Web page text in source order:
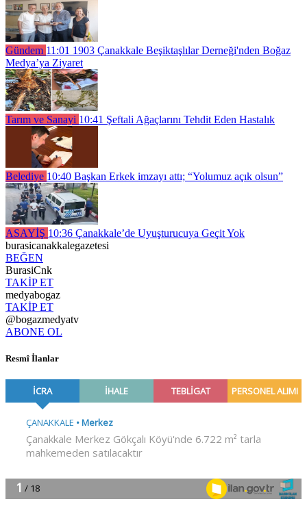
Gündem 11:01 1903 Çanakkale Beşiktaşlılar Derneği'nden Boğaz
Medya’ya Ziyaret
Tarım ve Sanayi 10:41 Şeftali Ağaçlarını Tehdit Eden Hastalık
Belediye 10:40 Başkan Erkek imzayı attı; “Yolumuz açık olsun”
ASAYİŞ 10:36 Çanakkale’de Uyuşturucuya Geçit Yok
burasicanakkalegazetesi
BEĞEN
BurasiCnk
TAKİP ET
medyabogaz
TAKİP ET
@bogazmedyatv
ABONE OL
Resmî İlanlar